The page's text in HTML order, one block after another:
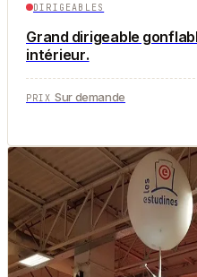
DIRIGEABLES
Grand dirigeable
intérieur.
PRIX Sur demande